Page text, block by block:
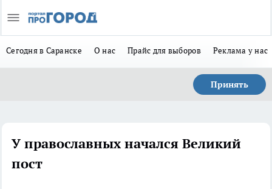
Сегодня в Саранске О нас Прайс для выборов Реклама у нас
Принять
У православных начался Великий
пост